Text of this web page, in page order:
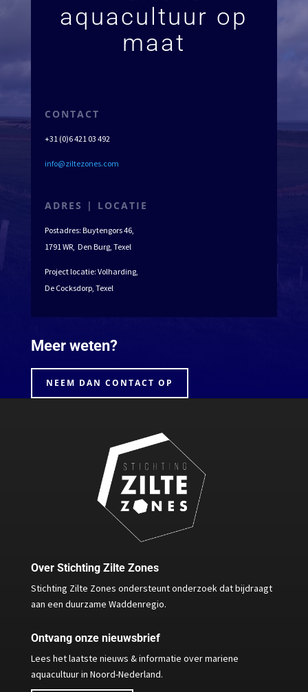
aquacultuur op
maat
CONTACT
+31 (0)6 421 03 492
info@ziltezones.com
ADRES | LOCATIE
Postadres: Buytengors 46,
1791 WR, Den Burg, Texel
Project locatie: Volharding,
De Cocksdorp, Texel
Meer weten?
NEEM DAN CONTACT OP
Over Stichting Zilte Zones
Stichting Zilte Zones ondersteunt onderzoek dat bijdraagt
aan een duurzame Waddenregio.
Ontvang onze nieuwsbrief
Lees het laatste nieuws & informatie over mariene
aquacultuur in Noord-Nederland.